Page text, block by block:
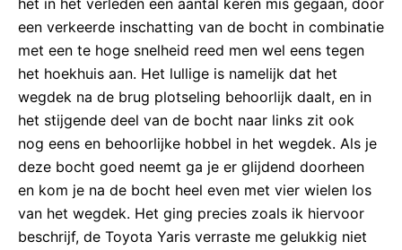
het in het verleden een aantal keren mis gegaan, door
een verkeerde inschatting van de bocht in combinatie
met een te hoge snelheid reed men wel eens tegen
het hoekhuis aan. Het lullige is namelijk dat het
wegdek na de brug plotseling behoorlijk daalt, en in
het stijgende deel van de bocht naar links zit ook
nog eens en behoorlijke hobbel in het wegdek. Als je
deze bocht goed neemt ga je er glijdend doorheen
en kom je na de bocht heel even met vier wielen los
van het wegdek. Het ging precies zoals ik hiervoor
beschrijf, de Toyota Yaris verraste me gelukkig niet